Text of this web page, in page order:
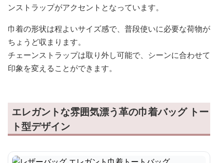
ンストラップがアクセントとなっています。
巾着の形状は程よいサイズ感で、普段使いに必要な荷物が
ちょうど収まります。
チェーンストラップは取り外し可能で、シーンに合わせて
印象を変えることができます。
エレガントな雰囲気漂う革の巾着バッグ トー
ト型デザイン